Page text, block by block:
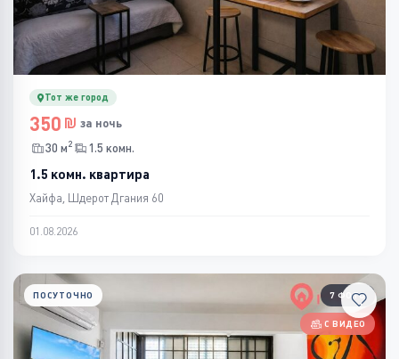
Тот же город
350
за ночь
30 м2 1.5 комн.
1.5 комн. квартира
Хайфа, Шдерот Дгания 60
01.08.2026
7 ФОТО
С ВИДЕО
ПОСУТОЧНО